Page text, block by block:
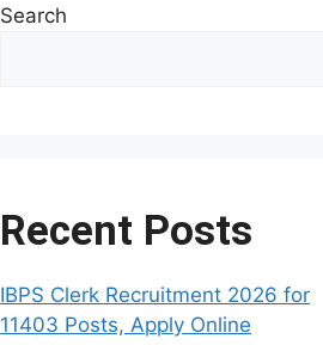
Search
Recent Posts
IBPS Clerk Recruitment 2026 for
11403 Posts, Apply Online